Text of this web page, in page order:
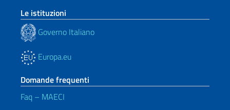
Le istituzioni
Governo Italiano
Europa.eu
Domande frequenti
Faq – MAECI